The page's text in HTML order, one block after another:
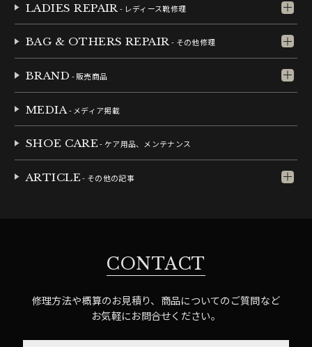
LADIES REPAIR - レディース靴修理
BAG & OTHERS REPAIR- その他修理
BRAND - 販売商品
MEDIA- メディア掲載
SHOE CARE- ケア用品、メンテナンス
ARTICLE- その他の記事
CONTACT
修理方法や概算のお見積り、商品についてのご質問など
お気軽にお問合せください。